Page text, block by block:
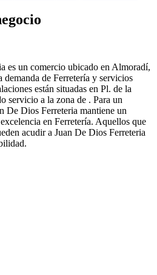
es un comercio ubicado en Almoradí,
demanda de Ferretería y servicios
están situadas en Pl. de la
servicio a la zona de . Para un
De Dios Ferreteria mantiene un
en Ferretería. Aquellos que
acudir a Juan De Dios Ferreteria